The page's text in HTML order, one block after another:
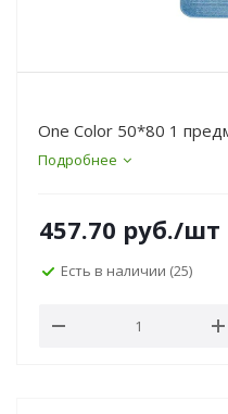
One Color 50*80 1
Подробнее
457.70 руб./шт
Есть в наличии (25)